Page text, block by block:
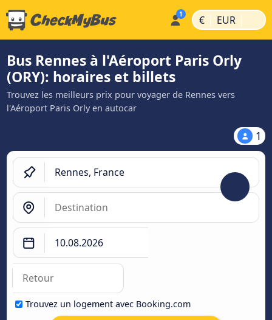
€ | EUR |
Bus Rennes à l'Aéroport Paris Orly
(ORY): horaires et billets
Trouvez les meilleurs prix pour voyager de Rennes vers
l'Aéroport Paris Orly en autocar
1
Trouvez un logement avec Booking.com